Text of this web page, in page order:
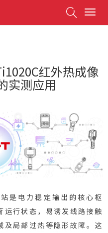
T
o
n
a
t
i
n
红外热成像
实测应用
是电力稳定输出的核心枢
运行状态，易诱发线路接触
及局部过热等隐形故障。这